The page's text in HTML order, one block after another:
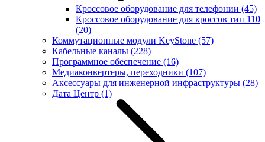
Кроссовое оборудование для телефонии (45)
Кроссовое оборудование для кроссов тип 110
(20)
Коммутационные модули KeyStone (57)
Кабельные каналы (228)
Программное обеспечение (16)
Медиаконвертеры, переходники (107)
Аксессуары для инженерной инфраструктуры (28)
Дата Центр (1)